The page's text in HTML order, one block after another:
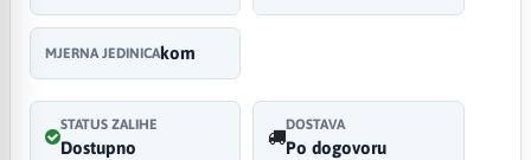
MJERNA JEDINICAkom
STATUS ZALIHE
Dostupno
DOSTAVA
Po dogovoru